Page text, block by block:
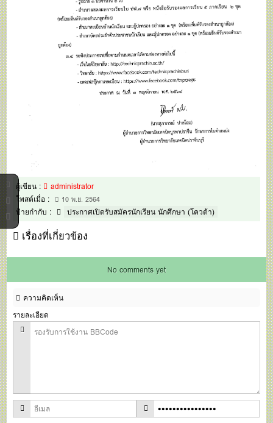
ผู้เขียน :
administrator
โพสต์เมื่อ :
10 พ.ย. 2564
ป้ายกำกับ : ประกาศเปิดรับสมัครนักเรียน นักศึกษา (โควต้า)
เรื่องที่เกี่ยวข้อง
No comments yet
ความคิดเห็น
รายละเอียด